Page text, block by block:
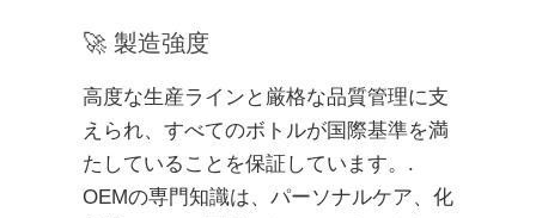
🚀 製造強度
高度な生産ラインと厳格な品質管理に支
えられ、すべてのボトルが国際基準を満
たしていることを保証しています。.
OEMの専門知識は、パーソナルケア、化